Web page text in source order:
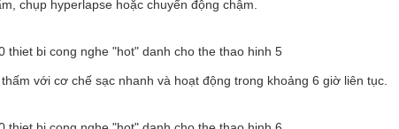
chụp hyperlapse hoặc chuyển động chậm.
với cơ chế sạc nhanh và hoạt động trong khoảng 6 giờ liên tục.